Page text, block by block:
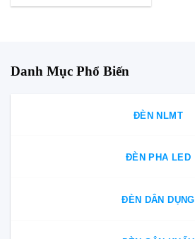
từ
Danh Mục Phổ Biến
ĐÈN NLMT
ĐÈN PHA LED
ĐÈN DÂN DỤNG